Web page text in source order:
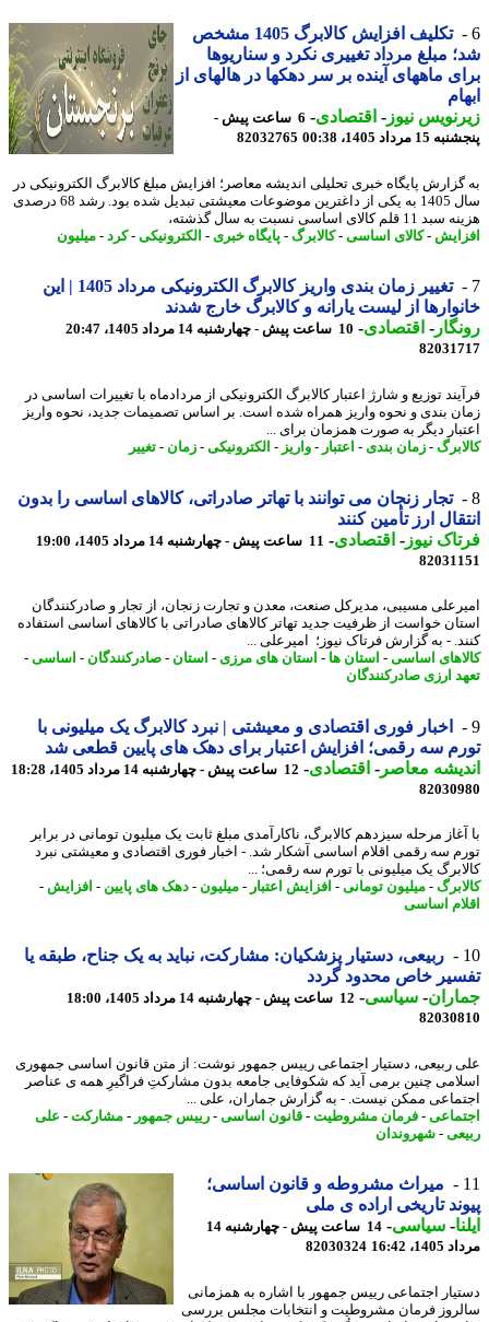
تکلیف افزایش کالابرگ 1405 مشخص
مبلغ مرداد تغییری نکرد و سناریوها
ماههای آینده بر سر دهکها در هالهای از
نیوز-اقتصادی- 6 ساعت پیش -
1405، 00:38
82032765
پایگاه خبری تحلیلی اندیشه معاصر؛ افزایش مبلغ کالابرگ الکترونیکی در
سال 1405 به یکی از داغترین موضوعات معیشتی تبدیل شده بود. رشد 68 درصدی
کالای اساسی نسبت به سال گذشته،
-کالای اساسی-کالابرگ- پایگاه خبری- الکترونیکی-کرد-میلیون
تغییر زمان بندی واریز کالابرگ الکترونیکی مرداد 1405 | این
از لیست یارانه و کالابرگ خارج شدند
-اقتصادی-10 ساعت پیش - چهارشنبه 14 مرداد 1405، 20:47
توزیع و شارژ اعتبار کالابرگ الکترونیکی از مردادماه با تغییرات اساسی در
بندی و نحوه واریز همراه شده است. بر اساس تصمیمات جدید، نحوه واریز
دیگر به صورت همزمان برای ...
- زمان بندی -اعتبار-واریز- الکترونیکی-زمان -تغییر
تجار زنجان می توانند با تهاتر صادراتی، کالاهای اساسی را بدون
ارز تأمین کنند
نیوز-اقتصادی-11 ساعت پیش - چهارشنبه 14 مرداد 1405، 19:00
مسیبی، مدیرکل صنعت، معدن و تجارت زنجان، از تجار و صادرکنندگان
خواست از ظرفیت جدید تهاتر کالاهای صادراتی با کالاهای اساسی استفاده
- به گزارش فرتاک نیوز؛ امیرعلی ...
اساسی-استان ها- استان های مرزی- استان-صادرکنندگان-اساسی-
ارزی صادرکنندگان
اخبار فوری اقتصادی و معیشتی | نبرد کالابرگ یک میلیونی با
سه رقمی؛ افزایش اعتبار برای دهک های پایین قطعی شد
معاصر-اقتصادی-12 ساعت پیش - چهارشنبه 14 مرداد 1405، 18:28
مرحله سیزدهم کالابرگ، ناکارآمدی مبلغ ثابت یک میلیون تومانی در برابر
سه رقمی اقلام اساسی آشکار شد. - اخبار فوری اقتصادی و معیشتی نبرد
یک میلیونی با تورم سه رقمی؛ ...
- میلیون تومانی-افزایش اعتبار-میلیون-دهک های پایین-افزایش
-
اساسی
ربیعی، دستیار پزشکیان: مشارکت، نباید به یک جناح، طبقه یا
خاص محدود گردد
- سیاسی-12 ساعت پیش - چهارشنبه 14 مرداد 1405، 18:00
ربیعی، دستیار اجتماعی رییس جمهور نوشت: از متن قانون اساسی جمهوری
چنین برمی آید که شکوفایی جامعه بدون مشارکتِ فراگیرِ همه ی عناصر
ممکن نیست. - به گزارش جماران، علی ...
-فرمان مشروطیت-قانون اساسی-رییس جمهور-مشارکت-علی
-شهروندان
میراث مشروطه و قانون اساسی؛
تاریخی اراده ی ملی
-سیاسی-
14 ساعت پیش - چهارشنبه 14
16:42
82030324
اجتماعی رییس جمهور با اشاره به همزمانی
فرمان مشروطیت و انتخابات مجلس بررسی